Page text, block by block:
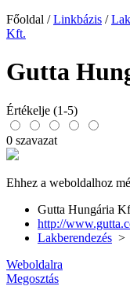
Főoldal /Linkbázis /
Kft.
Gutta
Értékelje (1-5)
0 szavazat
Ehhez a weboldalhoz
Gutta Hungária
http://
Lakberendezés >
Weboldalra
Megosztás